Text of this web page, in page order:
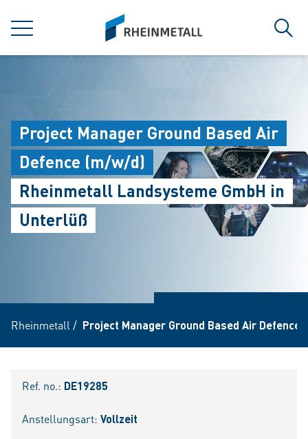
MENU
siteLogo
Project Manager Ground Based Air
Defence (m/w/d)
Rheinmetall Landsysteme GmbH in
Unterlüß
Rheinmetall / Project Manager Ground Based Air Defence
Ref. no.: DE19285
Anstellungsart: Vollzeit